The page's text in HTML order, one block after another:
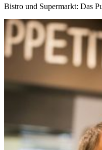
Bistro und Supermarkt: Das